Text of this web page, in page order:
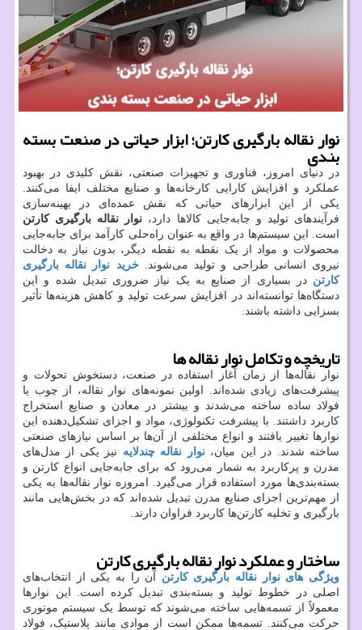
نوار نقاله بارگیری کارتن؛ ابزار حیاتی در صنعت بسته
بندی
در دنیای امروز، فناوری و تجهیزات صنعتی، نقش کلیدی در بهبود
عملکرد و افزایش کارایی کارخانه‌ها و صنایع مختلف ایفا می‌کنند.
یکی از این ابزارهای حیاتی که نقش عمده‌ای در بهینه‌سازی
فرآیندهای تولید و جابه‌جایی کالاها دارد، نوار نقاله بارگیری کارتن
است. این سیستم‌ها در واقع به عنوان راه‌حلی کارآمد برای جابه‌جایی
محصولات و مواد از یک نقطه به نقطه دیگر، بدون نیاز به دخالت
نیروی انسانی طراحی و تولید می‌شوند.خرید نوار نقاله بارگیری
کارتن در بسیاری از صنایع به یک نیاز ضروری تبدیل شده و این
دستگاه‌ها توانسته‌اند در افزایش سرعت تولید و کاهش هزینه‌ها تأثیر
بسزایی داشته باشند.
تاریخچه و تکامل نوار نقاله ها
نوار نقاله‌ها از زمان آغاز استفاده در صنعت، دستخوش تحولات و
پیشرفت‌های زیادی شده‌اند. اولین نمونه‌های نوار نقاله، از چوب یا
فولاد ساده ساخته می‌شدند و بیشتر در معادن و صنایع استخراج
کاربرد داشتند. با پیشرفت تکنولوژی، مواد و اجزای تشکیل‌دهنده این
نوارها تغییر یافتند و انواع مختلفی از آن‌ها بر اساس نیازهای صنعتی
ساخته شدند. در این میان،نوار نقاله چندلایه نیز یکی از مدل‌های
مدرن و پرکاربرد به شمار می‌رود که برای جابه‌جایی انواع کارتن و
بسته‌بندی‌ها مورد استفاده قرار می‌گیرد. امروزه نوار نقاله‌ها به یکی
از مهم‌ترین اجزای صنایع مدرن تبدیل شده‌اند که در بخش‌هایی مانند
بارگیری و تخلیه کارتن‌ها کاربرد فراوان دارند.
ساختار و عملکرد نوار نقاله بارگیری کارتن
ویژگی های نوار نقاله بارگیری کارتن آن را به یکی از انتخاب‌های
اصلی در خطوط تولید و بسته‌بندی تبدیل کرده است. این نوارها
معمولاً از تسمه‌هایی ساخته می‌شوند که توسط یک سیستم موتوری
حرکت می‌کنند. تسمه‌ها ممکن است از موادی مانند پلاستیک، فولاد